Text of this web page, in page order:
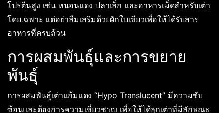
โปรตีนสูง เช่น หนอนแดง ปลาเล็ก และอาหารเม็ดสำหรับเต่า
โดยเฉพาะ แต่อย่าลืมเสริมด้วยผักใบเขียวเพื่อให้ได้รับสาร
อาหารที่ครบถ้วน
การผสมพันธุ์และการขยาย
พันธุ์
การผสมพันธุ์เต่าแก้มแดง “Hypo Translucent” มีความซับ
ซ้อนและต้องการความเชี่ยวชาญ เพื่อให้ได้ลูกเต่าที่มีลักษณะ